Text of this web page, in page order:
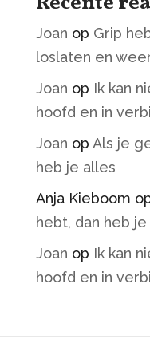
Joan op Grip
loslaten en
Joan op Ik kan
hoofd en in
Joan op Als je
heb je alles
Anja Kieboom
hebt, dan heb
Joan op Ik kan
hoofd en in